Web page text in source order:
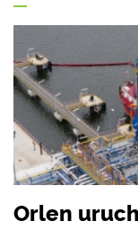
Orlen